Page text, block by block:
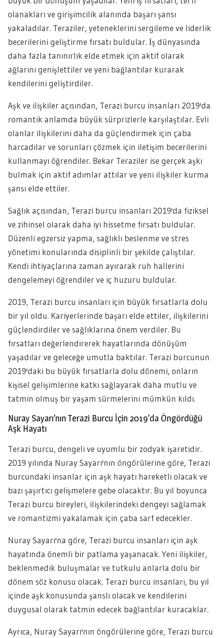
olanakları ve girişimcilik alanında başarı şansı
yakaladılar. Teraziler, yeteneklerini sergileme ve liderlik
becerilerini geliştirme fırsatı buldular. İş dünyasında
daha fazla tanınırlık elde etmek için aktif olarak
ağlarını genişlettiler ve yeni bağlantılar kurarak
kendilerini geliştirdiler.
Aşk ve ilişkiler açısından, Terazi burcu insanları 2019'da
romantik anlamda büyük sürprizlerle karşılaştılar. Evli
olanlar ilişkilerini daha da güçlendirmek için çaba
harcadılar ve sorunları çözmek için iletişim becerilerini
kullanmayı öğrendiler. Bekar Teraziler ise gerçek aşkı
bulmak için aktif adımlar attılar ve yeni ilişkiler kurma
şansı elde ettiler.
Sağlık açısından, Terazi burcu insanları 2019'da fiziksel
ve zihinsel olarak daha iyi hissetme fırsatı buldular.
Düzenli egzersiz yapma, sağlıklı beslenme ve stres
yönetimi konularında disiplinli bir şekilde çalıştılar.
Kendi ihtiyaçlarına zaman ayırarak ruh hallerini
dengelemeyi öğrendiler ve iç huzuru buldular.
2019, Terazi burcu insanları için büyük fırsatlarla dolu
bir yıl oldu. Kariyerlerinde başarı elde ettiler, ilişkilerini
güçlendirdiler ve sağlıklarına önem verdiler. Bu
fırsatları değerlendirerek hayatlarında dönüşüm
yaşadılar ve geleceğe umutla baktılar. Terazi burcunun
2019'daki bu büyük fırsatlarla dolu dönemi, onların
kişisel gelişimlerine katkı sağlayarak daha mutlu ve
tatmin olmuş bir yaşam sürmelerini mümkün kıldı.
Nuray Sayarı’nın Terazi Burcu İçin 2019’da Öngördüğü
Aşk Hayatı
Terazi burcu, dengeli ve uyumlu bir zodyak işaretidir.
2019 yılında Nuray Sayarı'nın öngörülerine göre, Terazi
burcundaki insanlar için aşk hayatı hareketli olacak ve
bazı şaşırtıcı gelişmelere gebe olacaktır. Bu yıl boyunca
Terazi burcu bireyleri, ilişkilerindeki dengeyi sağlamak
ve romantizmi yakalamak için çaba sarf edecekler.
Nuray Sayarı'na göre, Terazi burcu insanları için aşk
hayatında önemli bir patlama yaşanacak. Yeni ilişkiler,
beklenmedik buluşmalar ve tutkulu anlarla dolu bir
dönem söz konusu olacak. Terazi burcu insanları, bu yıl
içinde aşk konusunda şanslı olacak ve kendilerini
duygusal olarak tatmin edecek bağlantılar kuracaklar.
Ayrıca, Nuray Sayarı'nın öngörülerine göre, Terazi burcu